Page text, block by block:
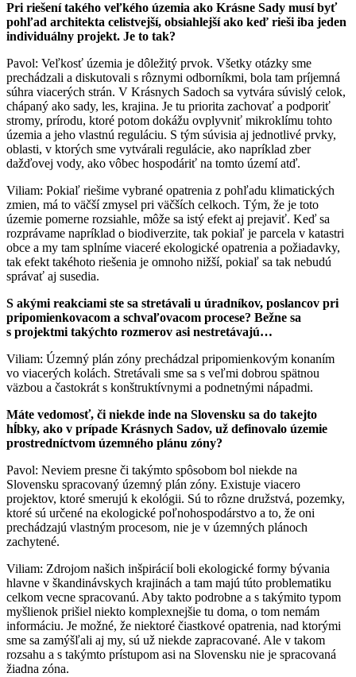
Pri riešení takého veľkého územia ako Krásne Sady musí byť
pohľad architekta celistvejší, obsiahlejší ako keď rieši iba jeden
individuálny projekt. Je to tak?
Pavol: Veľkosť územia je dôležitý prvok. Všetky otázky sme
prechádzali a diskutovali s rôznymi odborníkmi, bola tam príjemná
súhra viacerých strán. V Krásnych Sadoch sa vytvára súvislý celok,
chápaný ako sady, les, krajina. Je tu priorita zachovať a podporiť
stromy, prírodu, ktoré potom dokážu ovplyvniť mikroklímu tohto
územia a jeho vlastnú reguláciu. S tým súvisia aj jednotlivé prvky,
oblasti, v ktorých sme vytvárali regulácie, ako napríklad zber
dažďovej vody, ako vôbec hospodáriť na tomto území atď.
Viliam: Pokiaľ riešime vybrané opatrenia z pohľadu klimatických
zmien, má to väčší zmysel pri väčších celkoch. Tým, že je toto
územie pomerne rozsiahle, môže sa istý efekt aj prejaviť. Keď sa
rozprávame napríklad o biodiverzite, tak pokiaľ je parcela v katastri
obce a my tam splníme viaceré ekologické opatrenia a požiadavky,
tak efekt takéhoto riešenia je omnoho nižší, pokiaľ sa tak nebudú
správať aj susedia.
S akými reakciami ste sa stretávali u úradníkov, poslancov pri
pripomienkovacom a schvaľovacom procese? Bežne sa
s projektmi takýchto rozmerov asi nestretávajú…
Viliam: Územný plán zóny prechádzal pripomienkovým konaním
vo viacerých kolách. Stretávali sme sa s veľmi dobrou spätnou
väzbou a častokrát s konštruktívnymi a podnetnými nápadmi.
Máte vedomosť, či niekde inde na Slovensku sa do takejto
hĺbky, ako v prípade Krásnych Sadov, už definovalo územie
prostredníctvom územného plánu zóny?
Pavol: Neviem presne či takýmto spôsobom bol niekde na
Slovensku spracovaný územný plán zóny. Existuje viacero
projektov, ktoré smerujú k ekológii. Sú to rôzne družstvá, pozemky,
ktoré sú určené na ekologické poľnohospodárstvo a to, že oni
prechádzajú vlastným procesom, nie je v územných plánoch
zachytené.
Viliam: Zdrojom našich inšpirácií boli ekologické formy bývania
hlavne v škandinávskych krajinách a tam majú túto problematiku
celkom vecne spracovanú. Aby takto podrobne a s takýmito typom
myšlienok prišiel niekto komplexnejšie tu doma, o tom nemám
informáciu. Je možné, že niektoré čiastkové opatrenia, nad ktorými
sme sa zamýšľali aj my, sú už niekde zapracované. Ale v takom
rozsahu a s takýmto prístupom asi na Slovensku nie je spracovaná
žiadna zóna.